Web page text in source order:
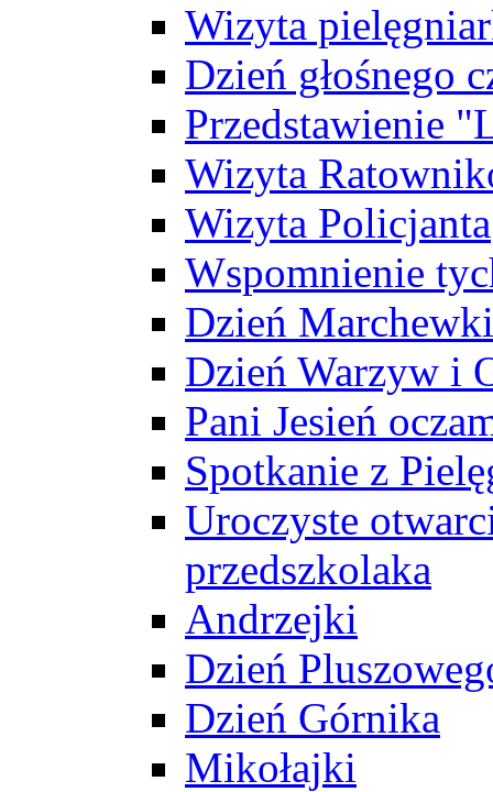
Wizyta
Dzień głośnego
Przedstawienie
Wizyta
Wizyta Policjanta
Wspomnienie
Dzień Marchewki
Dzień Warzyw i
Pani Jesień
Spotkanie z
Uroczyste
przedszkolaka
Andrzejki
Dzień
Dzień Górnika
Mikołajki